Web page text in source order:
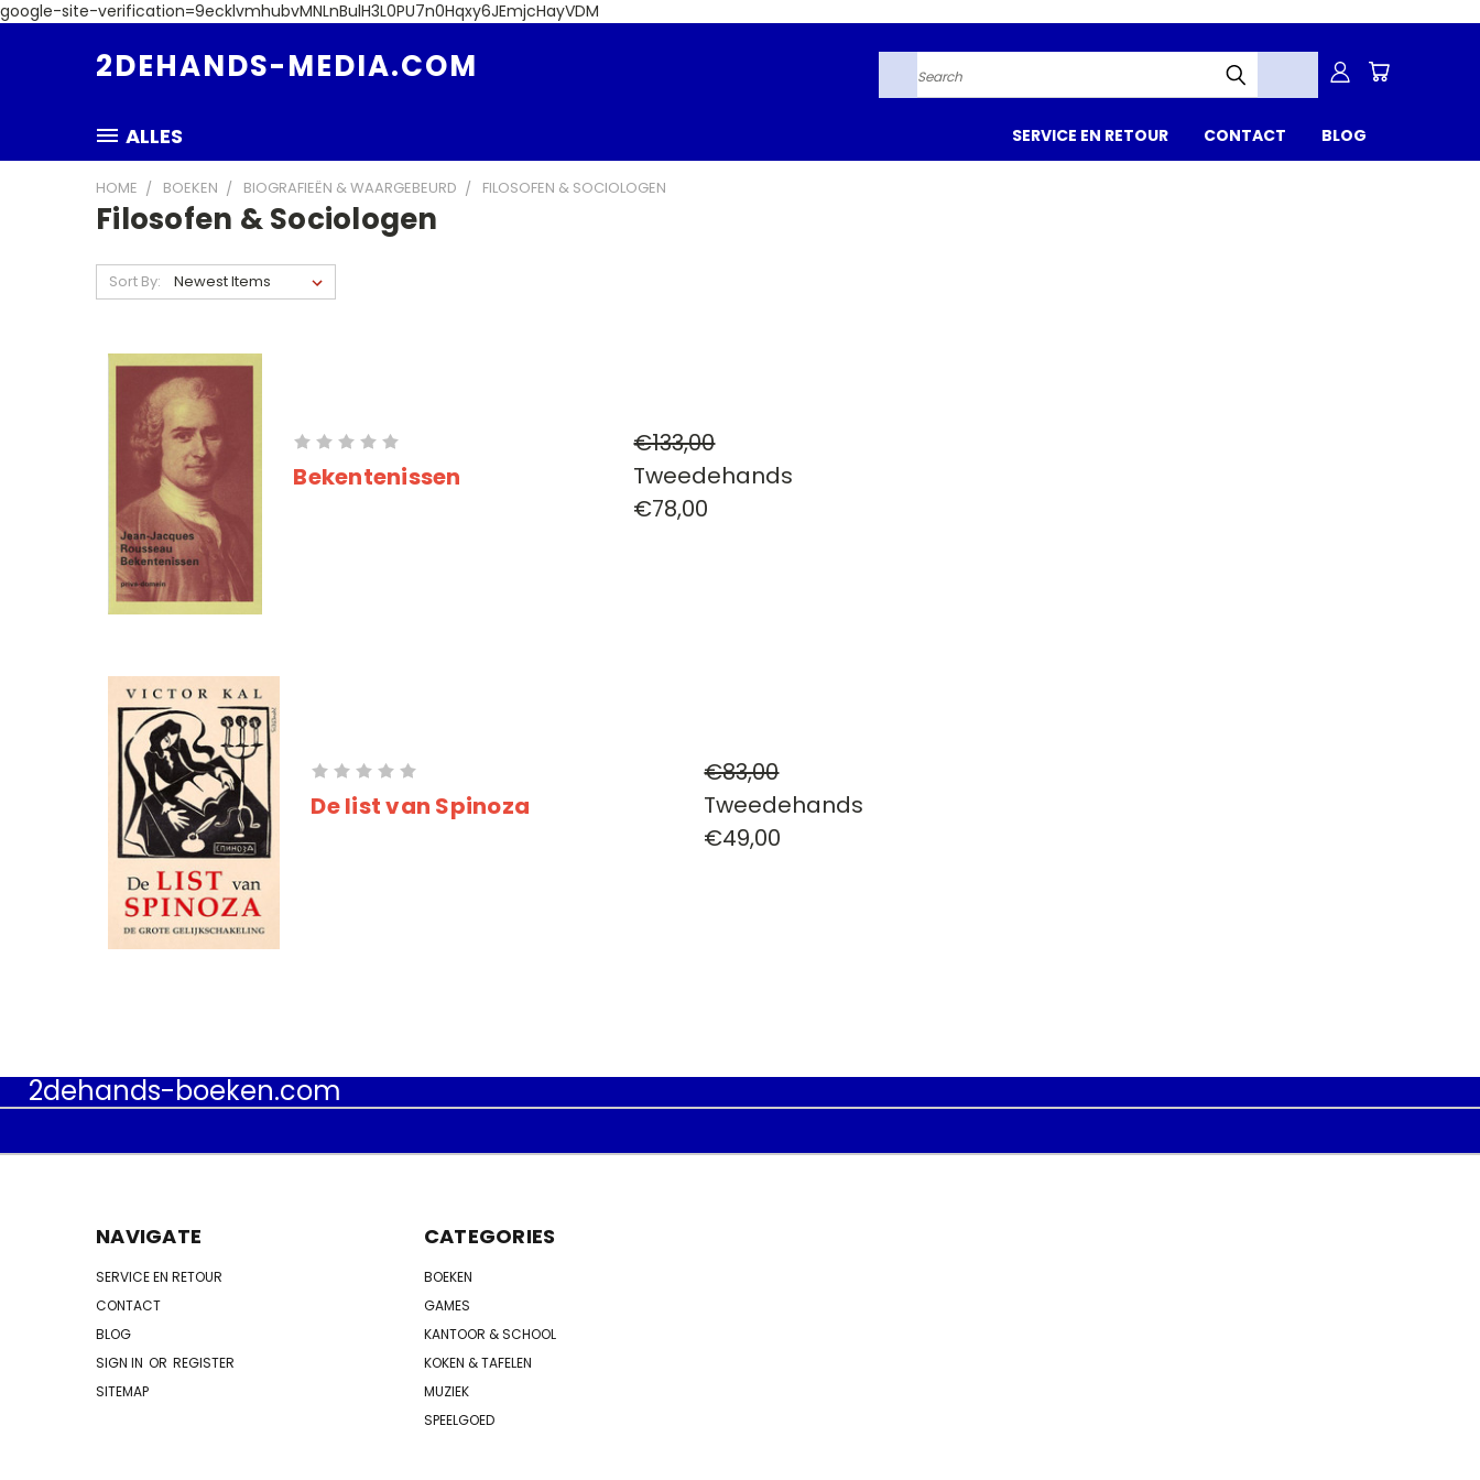
google-site-verification=9ecklvmhubvMNLnBulH3L0PU7n0Hqxy6JEmjcHayVDM
2DEHANDS-MEDIA.COM Search
ALLES SERVICE EN RETOUR CONTACT BLOG
HOME BOEKEN BIOGRAFIEËN & WAARGEBEURD FILOSOFEN & SOCIOLOGEN
Filosofen & Sociologen
Sort By:
Bekentenissen
€133,00
Tweedehands
€78,00
De list van Spinoza
€83,00
Tweedehands
€49,00
2dehands-boeken.com
NAVIGATE
SERVICE EN RETOUR
CONTACT
BLOG
SIGN IN OR REGISTER
SITEMAP
CATEGORIES
BOEKEN
GAMES
KANTOOR & SCHOOL
KOKEN & TAFELEN
MUZIEK
SPEELGOED